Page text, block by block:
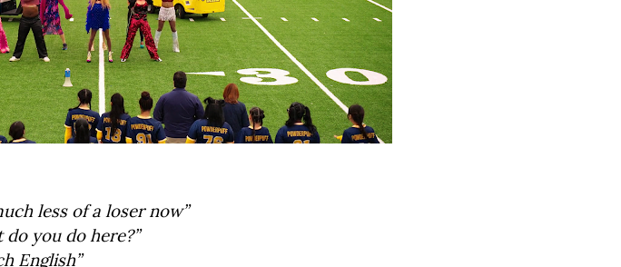
less of a loser now”
do you do here?”
English”